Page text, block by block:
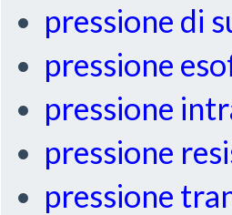
pressione di
pressione
pressione
pressione
pressione